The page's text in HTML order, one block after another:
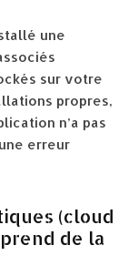
une
sur votre
propres,
n’a pas
erreur
(cloud
de la